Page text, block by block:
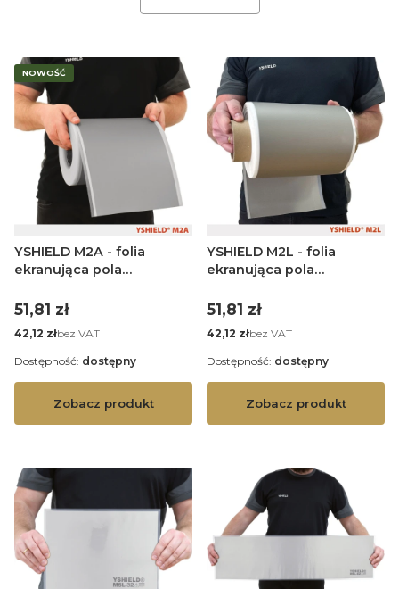
NOWOŚĆ
YSHIELD M2A - folia
ekranująca pola
cm - 1 mb
Cena
51,81 zł
Cena
42,12 złbez VAT
Zobacz produkt
Dostępność: dostępny
YSHIELD M2L - folia
ekranująca pola
cm - 1 mb
Cena
51,81 zł
Cena
42,12 złbez VAT
Zobacz produkt
Dostępność: dostępny